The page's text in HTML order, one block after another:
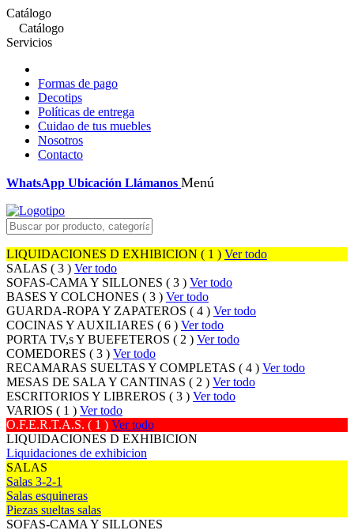
Catálogo
Catálogo
Servicios
Formas de pago
Decotips
Políticas de entrega
Cuidao de tus muebles
Nosotros
Contacto
WhatsApp Ubicación Llámanos Menú
LIQUIDACIONES D EXHIBICION ( 1 ) Ver todo
SALAS ( 3 ) Ver todo
SOFAS-CAMA Y SILLONES ( 3 ) Ver todo
BASES Y COLCHONES ( 3 ) Ver todo
GUARDA-ROPA Y ZAPATEROS ( 4 ) Ver todo
COCINAS Y AUXILIARES ( 6 ) Ver todo
PORTA TV,s Y BUEFETEROS ( 2 ) Ver todo
COMEDORES ( 3 ) Ver todo
RECAMARAS SUELTAS Y COMPLETAS ( 4 ) Ver todo
MESAS DE SALA Y CANTINAS ( 2 ) Ver todo
ESCRITORIOS Y LIBREROS ( 3 ) Ver todo
VARIOS ( 1 ) Ver todo
O.F.E.R.T.A.S. ( 1 ) Ver todo
LIQUIDACIONES D EXHIBICION
Liquidaciones de exhibicion
SALAS
Salas 3-2-1
Salas esquineras
Piezas sueltas salas
SOFAS-CAMA Y SILLONES